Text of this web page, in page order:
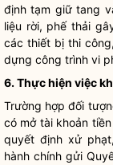
định tạm giữ tang
liệu rời, phế thải
các thiết bị thi
dựng công trình vi
6. Thực hiện việc
Trường hợp đối
có mở tài khoản
quyết định xử
hành chính gửi